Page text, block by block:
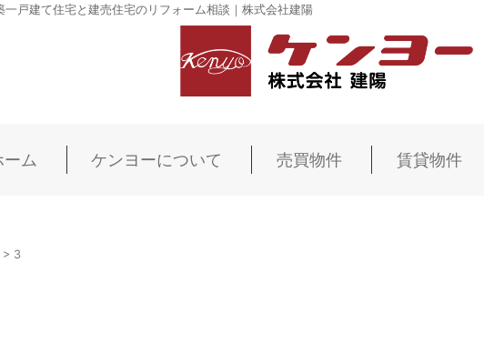
戸建て住宅と建売住宅のリフォーム相談｜株式会社建陽
ーム ケンヨーについて 売買物件 賃貸物件
> 3